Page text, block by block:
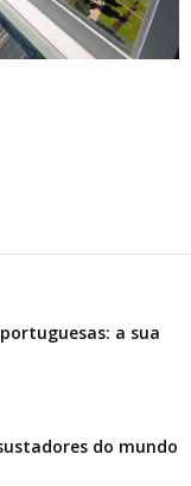
a sua
do mundo